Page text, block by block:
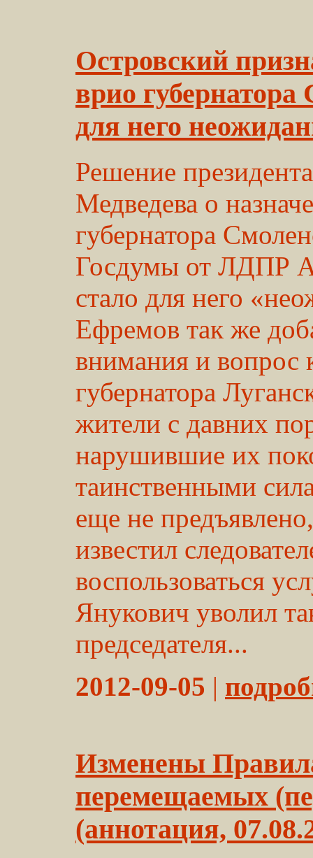
Островский
врио губернатора
для него
Решение
Медведева о
губернатора
Госдумы от ЛДПР
стало для него
Ефремов так же
внимания и вопрос
губернатора
жители с давних
нарушившие их
таинственными
еще не
известил
воспользоваться
Янукович уволил
председателя...
2012-09-05 |
Изменены
перемещаемых
(аннотация,